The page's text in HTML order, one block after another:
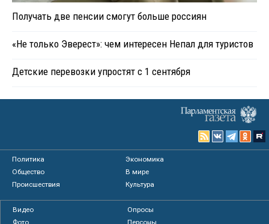
Получать две пенсии смогут больше россиян
«Не только Эверест»: чем интересен Непал для туристов
Детские перевозки упростят с 1 сентября
Политика
Экономика
Общество
В мире
Происшествия
Культура
Видео
Опросы
Фото
Персоны